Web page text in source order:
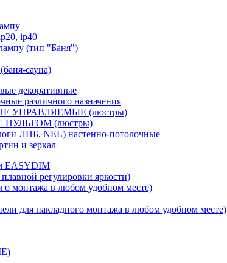
ip40
(тип "Баня")
сауна)
декоративные
различного назначения
НЕ УПРАВЛЯЕМЫЕ (люстры)
С ПУЛЬТОМ (люстры)
ЛПБ, NEL) настенно-потолочные
и зеркал
EASYDIM
регулировки яркости)
монтажа в любом удобном месте)
для накладного монтажа в любом удобном месте)